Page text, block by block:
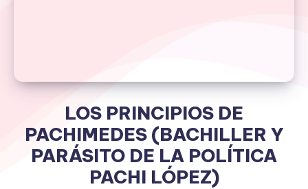
LOS PRINCIPIOS DE
PACHIMEDES (BACHILLER Y
PARÁSITO DE LA POLÍTICA
PACHI LÓPEZ)